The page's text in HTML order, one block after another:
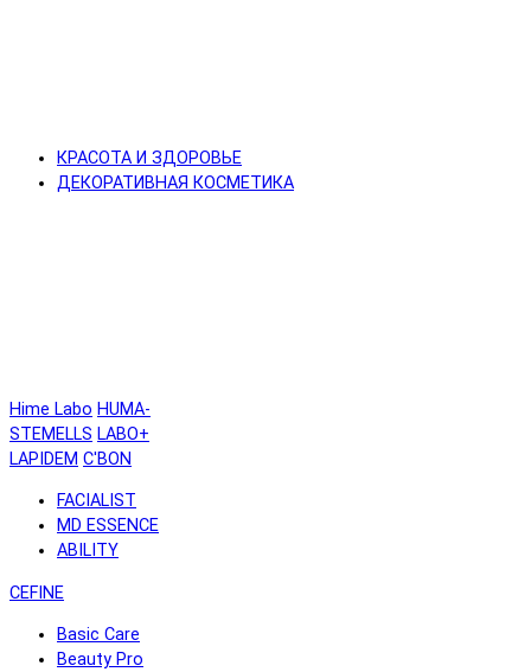
КРАСОТА И ЗДОРОВЬЕ
ДЕКОРАТИВНАЯ КОСМЕТИКА
Hime Labo HUMA-
STEMELLS LABO+
LAPIDEM C'BON
FACIALIST
MD ESSENCE
ABILITY
CEFINE
Basic Care
Beauty Pro